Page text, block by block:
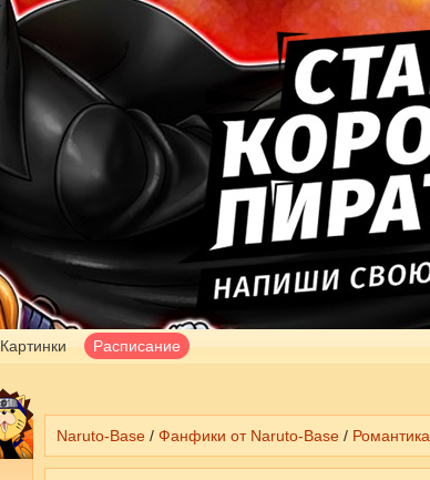
Картинки Расписание
Naruto-Base/ Фанфики от Naruto-Base/ Романтика